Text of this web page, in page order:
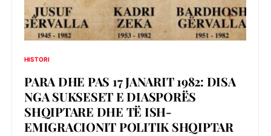
HISTORI
PARA DHE PAS 17 JANARIT 1982: DISA
NGA SUKSESET E DIASPORËS
SHQIPTARE DHE TË ISH-
EMIGRACIONIT POLITIK SHQIPTAR